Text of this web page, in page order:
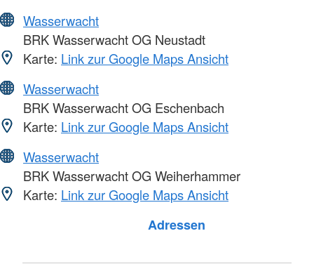
Wasserwacht
BRK Wasserwacht OG Neustadt
Karte: Link zur Google Maps Ansicht
Wasserwacht
BRK Wasserwacht OG Eschenbach
Karte: Link zur Google Maps Ansicht
Wasserwacht
BRK Wasserwacht OG Weiherhammer
Karte: Link zur Google Maps Ansicht
Adressen